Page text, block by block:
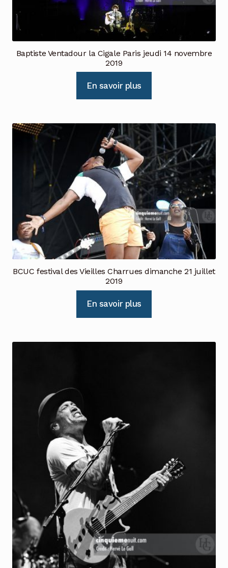
Baptiste Ventadour la Cigale Paris jeudi 14 novembre
2019
En savoir plus
BCUC festival des Vieilles Charrues dimanche 21 juillet
2019
En savoir plus